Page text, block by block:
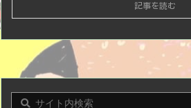
記事を読む